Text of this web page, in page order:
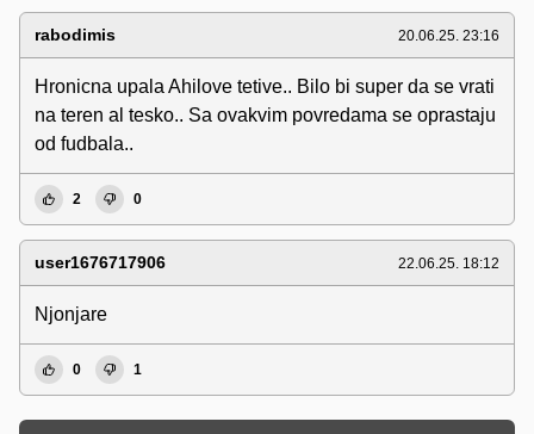
rabodimis 20.06.25. 23:16
Hronicna upala Ahilove tetive.. Bilo bi super da se vrati
na teren al tesko.. Sa ovakvim povredama se oprastaju
od fudbala..
2 0
user1676717906 22.06.25. 18:12
Njonjare
0 1